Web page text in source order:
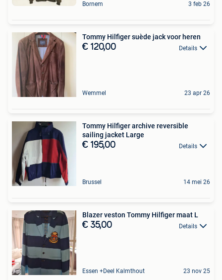
Bornem 3 feb 26
Tommy Hilfiger suède jack voor heren
€ 120,00 Details
Wemmel 23 apr 26
Tommy Hilfiger archive reversible
sailing jacket Large
€ 195,00 Details
Brussel 14 mei 26
Blazer veston Tommy Hilfiger maat L
€ 35,00 Details
Essen +Deel Kalmthout 23 nov 25